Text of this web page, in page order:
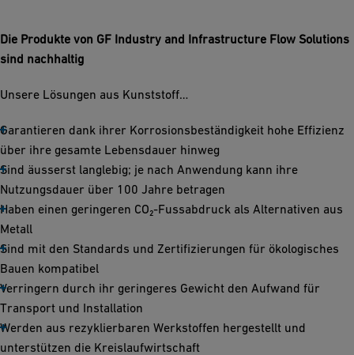
Die Produkte von GF Industry and Infrastructure Flow Solutions
sind nachhaltig
Unsere Lösungen aus Kunststoff…
Garantieren dank ihrer Korrosionsbeständigkeit hohe Effizienz
über ihre gesamte Lebensdauer hinweg
Sind äusserst langlebig; je nach Anwendung kann ihre
Nutzungsdauer über 100 Jahre betragen
Haben einen geringeren CO₂-Fussabdruck als Alternativen aus
Metall
Sind mit den Standards und Zertifizierungen für ökologisches
Bauen kompatibel
Verringern durch ihr geringeres Gewicht den Aufwand für
Transport und Installation
Werden aus rezyklierbaren Werkstoffen hergestellt und
unterstützen die Kreislaufwirtschaft